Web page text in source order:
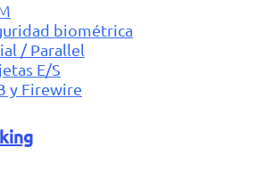
biométrica
/ Parallel
E/S
y Firewire